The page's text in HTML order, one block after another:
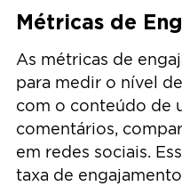
Métricas de
As métricas de
para medir o nível
com o conteúdo de
comentários,
em redes sociais.
taxa de